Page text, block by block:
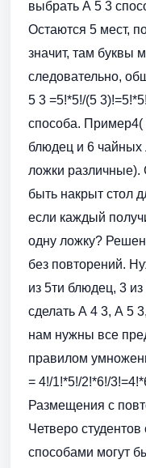
выбрать А 5 3
Остаются 5 мест,
значит, там буквы
следовательно,
5 3 =5!*5!/(5
способа.
блюдец и 6 чайных
ложки
быть накрыт стол
если каждый
одну ложку?
без повторений.
из 5ти блюдец, 3
сделать А 4 3, А 5
нам нужны все
правилом
= 4!/1!*5!/2!*6!/
Размещения с
Четверо
способами могут